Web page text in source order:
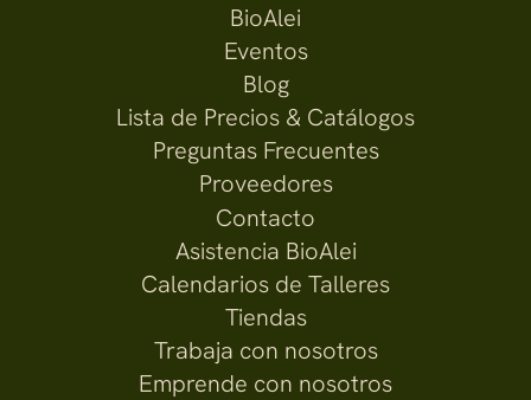
BioAlei
Eventos
Blog
Lista de Precios & Catálogos
Preguntas Frecuentes
Proveedores
Contacto
Asistencia BioAlei
Calendarios de Talleres
Tiendas
Trabaja con nosotros
Emprende con nosotros